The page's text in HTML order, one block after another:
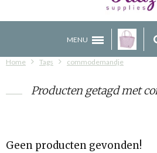
MENU
Home Tags commodemandje
Producten getagd met
Geen producten gevonden!